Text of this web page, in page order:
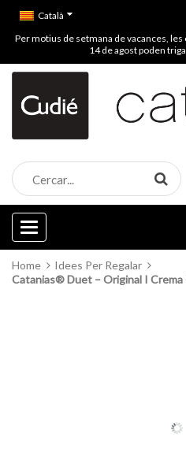
Català
Per motius de setmana de vacances,
14 de agost poden
Categories
Home
Idees Per Regalar
Catanias® Duet – Original I Crema